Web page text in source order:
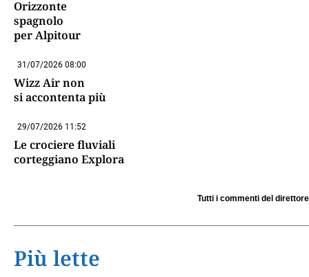
Orizzonte
spagnolo
per Alpitour
31/07/2026 08:00
Wizz Air non
si accontenta più
29/07/2026 11:52
Le crociere fluviali
corteggiano Explora
Tutti i commenti del direttore
Più lette